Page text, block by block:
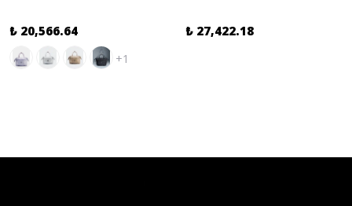
₺ 20,566.64
+1
₺ 27,422.18